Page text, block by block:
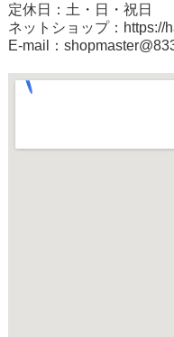
定休日：土・日・祝日
ネットショップ： https://
E-mail：